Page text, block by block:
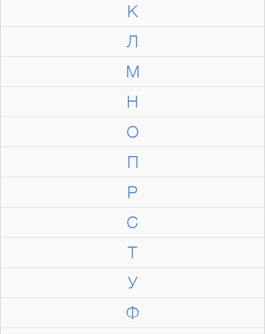
К
Л
М
Н
О
П
Р
С
Т
У
Ф